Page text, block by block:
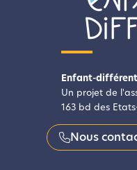
Enfant-différent
Un projet de
163 bd des
Nous